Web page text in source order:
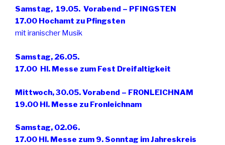
Samstag, 19.05. Vorabend – PFINGSTEN
17.00 Hochamt zu Pfingsten
mit iranischer Musik
Samstag, 26.05.
17.00 Hl. Messe zum Fest Dreifaltigkeit
Mittwoch, 30.05. Vorabend – FRONLEICHNAM
19.00 Hl. Messe zu Fronleichnam
Samstag, 02.06.
17.00 Hl. Messe zum 9. Sonntag im Jahreskreis